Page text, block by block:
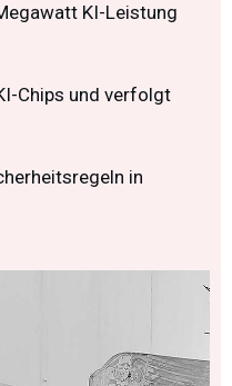
KI-Leistung
Chips und verfolgt
in